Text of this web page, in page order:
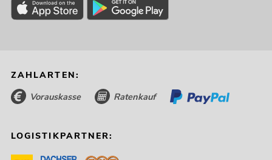
ZAHLARTEN:
Vorauskasse Ratenkauf
LOGISTIKPARTNER: